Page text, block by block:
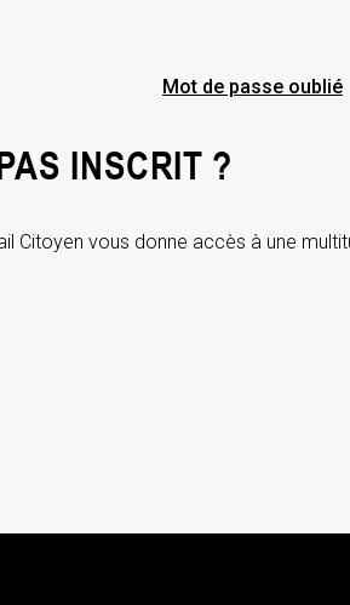
Mot de passe oublié
INSCRIT ?
Citoyen vous donne accès à une